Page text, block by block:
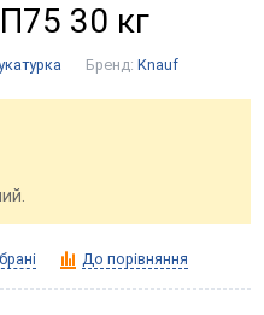
30 кг
Бренд: Knauf
До порівняння